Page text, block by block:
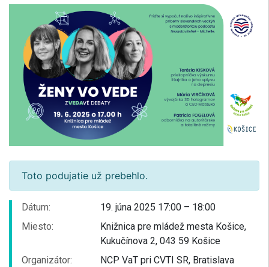
Toto podujatie už prebehlo.
Dátum:
19. júna 2025 17:00 – 18:00
Miesto:
Knižnica pre mládež mesta Košice,
Kukučínova 2, 043 59 Košice
Organizátor:
NCP VaT pri CVTI SR, Bratislava